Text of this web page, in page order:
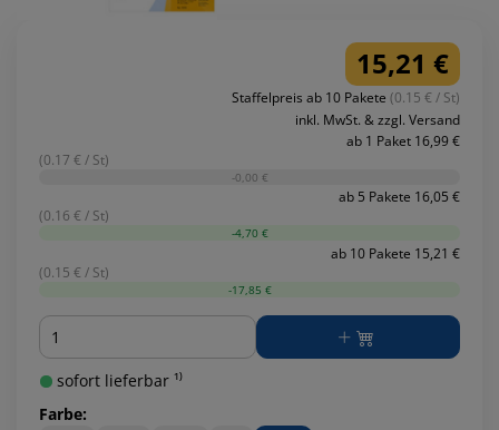
15,21 €
Staffelpreis ab 10 Pakete (0.15 € / St)
inkl. MwSt. & zzgl. Versand
ab 1 Paket 16,99 €
(0.17 € / St)
-0,00 €
ab 5 Pakete 16,05 €
(0.16 € / St)
-4,70 €
ab 10 Pakete 15,21 €
(0.15 € / St)
-17,85 €
Menge
sofort lieferbar ¹⁾
Farbe: